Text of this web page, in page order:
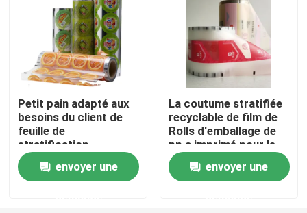
Pochette d'emballage de café
Emballage stratifié Rolls
Pochettes à fond plat
Bag In Box Liquide Emballage
Petit pain adapté aux
besoins du client de
feuille de
stratification
d'impression de
rotogravure de petit
pain de film de
envoyer une
La coutume stratifiée
recyclable de film de
Rolls d'emballage de
pp a imprimé pour le
casse-croûte
envoyer une